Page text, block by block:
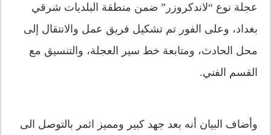
عجلة نوع “لاندكروزر” ضمن منطقة البلديات شرقي
بغداد، وعلى الفور تم تشكيل فريق عمل والانتقال إلى
محل الحادث، ومتابعة خط سير العجلة، والتنسيق مع
القسم الفني.
وأضاف البيان أنه بعد جهد كبير ومميز اثمر بالتوصل الى